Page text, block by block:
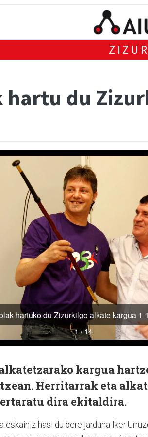
hartu du
alkatetzarako kargua
Herritarrak eta
dira ekitaldira.
eskainiz hasi du bere jarduna Iker